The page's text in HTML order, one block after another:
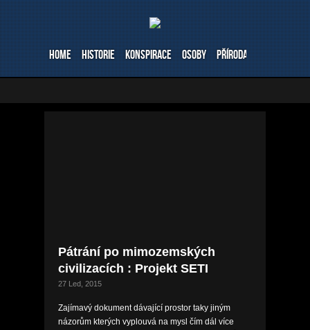
Home Historie Konspirace Osoby Příroda Stavby
Pátrání po mimozemských
civilizacích : Projekt SETI
27 Led, 2015
Zajímavý dokument dávající prostor taky jiným
názorům kterých vyplouvá na mysl čím dál více